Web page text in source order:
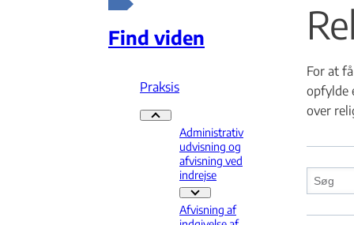
Find viden
Praksis
Praksis - Flere links
Administrativ
udvisning og
afvisning ved
indrejse
Administrativ udvisning og
Afvisning af
For at
opfylde
over